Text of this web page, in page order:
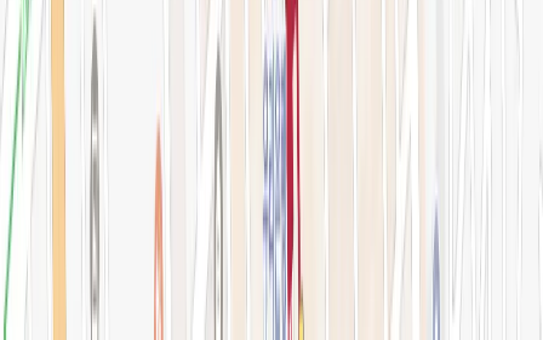
아비쥬 의원
간이예약창
강남점 본관
STEP 01. 시술 선택